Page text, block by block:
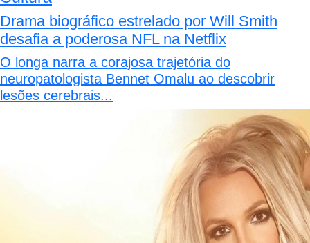
Drama biográfico estrelado por Will Smith
desafia a poderosa NFL na Netflix
O longa narra a corajosa trajetória do
neuropatologista Bennet Omalu ao descobrir
lesões cerebrais...